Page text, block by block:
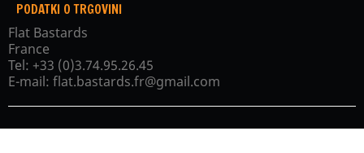
PODATKI O TRGOVINI
Flat Bastards
France
Tel: +33 (0)3.74.95.26.45
E-mail: flat.bastards.fr@gmail.com